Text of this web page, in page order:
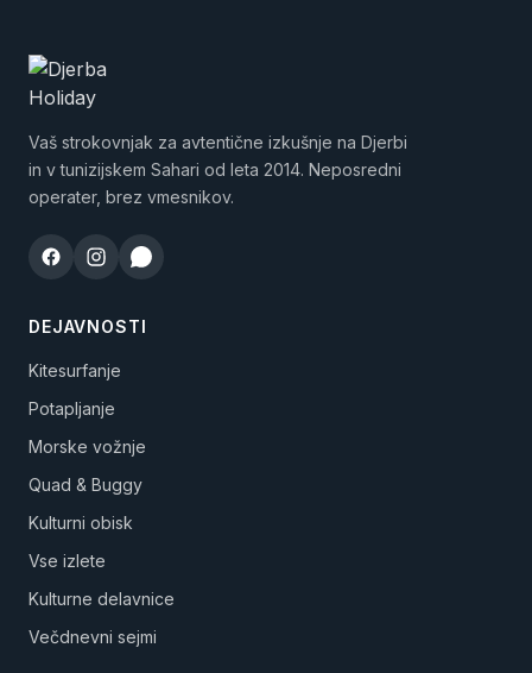
Vaš strokovnjak za avtentične izkušnje na Djerbi
in v tunizijskem Sahari od leta 2014. Neposredni
operater, brez vmesnikov.
DEJAVNOSTI
Kitesurfanje
Potapljanje
Morske vožnje
Quad & Buggy
Kulturni obisk
Vse izlete
Kulturne delavnice
Večdnevni sejmi